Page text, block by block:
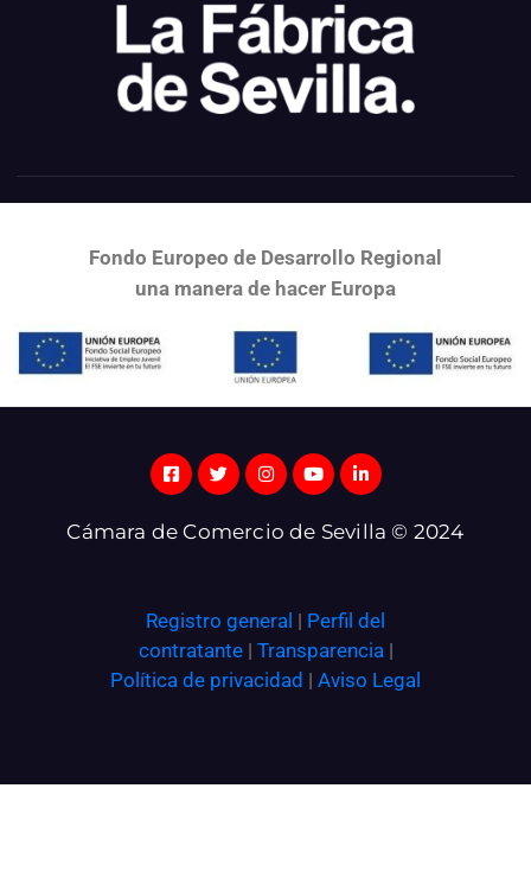
Fondo Europeo de Desarrollo Regional
una manera de hacer Europa
Cámara de Comercio de Sevilla © 2024
Registro general | Perfil del
contratante| Transparencia |
Política de privacidad | Aviso Legal